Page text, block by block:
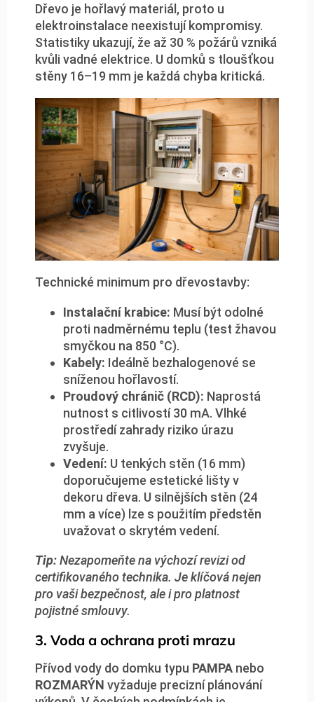
Dřevo je hořlavý materiál, proto u
elektroinstalace neexistují kompromisy.
Statistiky ukazují, že až 30 % požárů vzniká
kvůli vadné elektrice. U domků s tloušťkou
stěny 16–19 mm je každá chyba kritická.
Technické minimum pro dřevostavby:
Instalační krabice: Musí být odolné
proti nadměrnému teplu (test žhavou
smyčkou na 850 °C).
Kabely: Ideálně bezhalogenové se
sníženou hořlavostí.
Proudový chránič (RCD): Naprostá
nutnost s citlivostí 30 mA. Vlhké
prostředí zahrady riziko úrazu
zvyšuje.
Vedení: U tenkých stěn (16 mm)
doporučujeme estetické lišty v
dekoru dřeva. U silnějších stěn (24
mm a více) lze s použitím předstěn
uvažovat o skrytém vedení.
Tip:Nezapomeňte na výchozí revizi od
certifikovaného technika. Je klíčová nejen
pro vaši bezpečnost, ale i pro platnost
pojistné smlouvy.
3. Voda a ochrana proti mrazu
Přívod vody do domku typu PAMPA nebo
ROZMARÝN vyžaduje precizní plánování